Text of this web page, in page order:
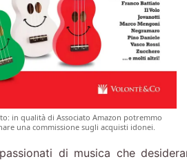
in qualità di Associato Amazon potremmo
una commissione sugli acquisti idonei.
di musica che